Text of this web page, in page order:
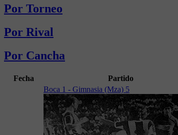
Por Torneo
Por Rival
Por Cancha
Fecha Partido
Boca 1 - Gimnasia (Mza) 5